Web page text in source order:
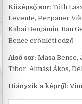
Középső sor: Tóth
Levente, Perpauer
Kabai Benjámin, Rau
Bence erőnléti edző
Alsó sor: Masa Bence,
Tibor, Almási Ákos,
Hiányzik a képről: